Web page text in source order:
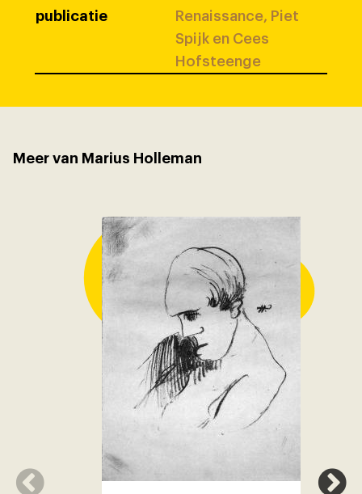
publicatie
Renaissance, Piet
Spijk en Cees
Hofsteenge
Meer van Marius Holleman